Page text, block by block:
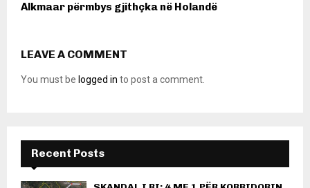
Alkmaar përmbys gjithçka në Holandë
LEAVE A COMMENT
You must be logged in to post a comment.
Recent Posts